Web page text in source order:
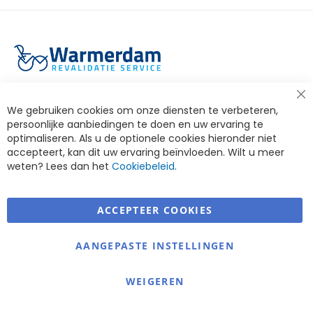
Warmerdam Revalidatie Service
Informatie
Contact
We gebruiken cookies om onze diensten te verbeteren,
persoonlijke aanbiedingen te doen en uw ervaring te
optimaliseren. Als u de optionele cookies hieronder niet
accepteert, kan dit uw ervaring beïnvloeden. Wilt u meer
weten? Lees dan het Cookiebeleid.
ACCEPTEER COOKIES
AANGEPASTE INSTELLINGEN
WEIGEREN